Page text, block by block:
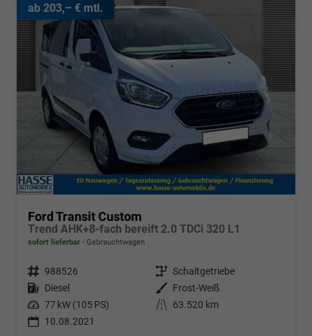
ab 203,– € mtl.
Ford Transit Custom
Trend AHK+8-fach bereift 2.0 TDCi 320 L1
sofort lieferbar Gebrauchtwagen
Fahrzeugnr. 988526 Getriebe Schaltgetriebe
Kraftstoff Diesel Außenfarbe
Frost-Weiß
Leistung 77 kW (105 PS) Kilometerstand
63.520 km
10.08.2021